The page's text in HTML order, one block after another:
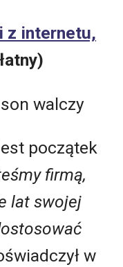
z internetu,
walczy
początek
firmą,
lat swojej
w